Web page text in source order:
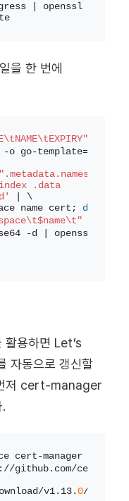
| openssl
을 한 번에
o go-template=
.data
| \
name cert; do
-d | openssl x509
용하면 Let’s
자동으로 갱신할
저 cert-manager
cert-manager
github.com/cert-
v1.13. 0/cert-